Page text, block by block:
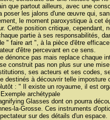
que partout ailleurs, avec une
poser les jalons d'une œuvre qui,
le moment paroxystique à cet
Cette position critique, cependant,
partie à ses responsabilités,
" faire art ", à la pièce d'être
d'être percevant en ce sens.
dénonce pas mais replace chaque
construit pas non plus sur une
ses acteurs et ses codes,
destinés à découvrir telle imposture
: " Il existe un royaume, il est
archétypale
Glasses dont on pourra
la-Grosse. Ces instruments
sur des détails d'un espace.